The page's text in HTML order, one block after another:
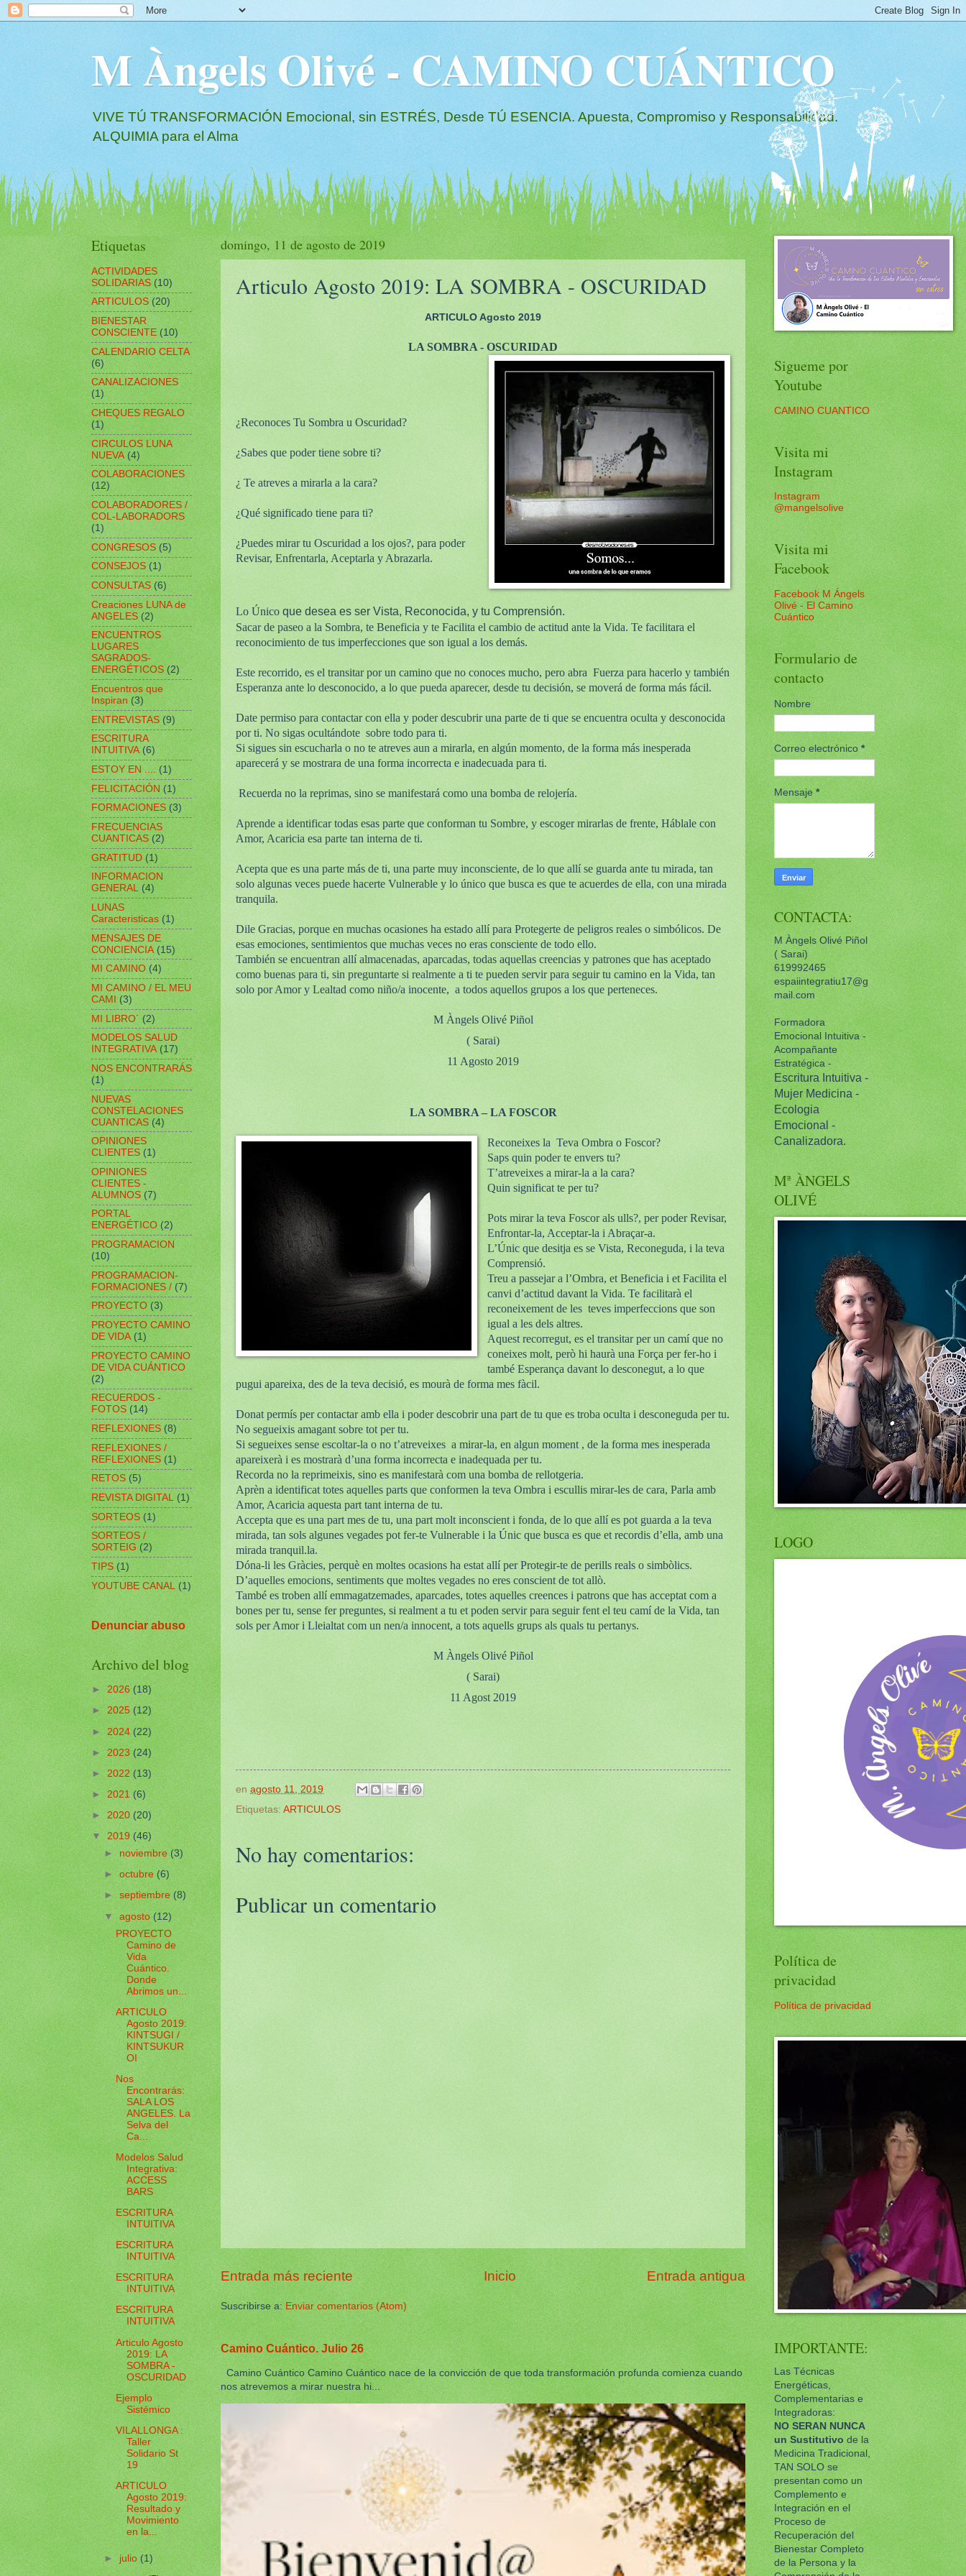
M Àngels Olivé - CAMINO CUÁNTICO
VIVE TÚ TRANSFORMACIÓN Emocional, sin ESTRÉS, Desde TÚ ESENCIA. Apuesta, Compromiso y Responsabilidad.
ALQUIMIA para el Alma
domingo, 11 de agosto de 2019
Articulo Agosto 2019: LA SOMBRA - OSCURIDAD
ARTICULO Agosto 2019
LA SOMBRA - OSCURIDAD
¿Reconoces Tu Sombra u Oscuridad?
¿Sabes que poder tiene sobre ti?
¿ Te atreves a mirarla a la cara?
¿Qué significado tiene para ti?
¿Puedes mirar tu Oscuridad a los ojos?, para poder
Revisar, Enfrentarla, Aceptarla y Abrazarla.
Lo Único que desea es ser Vista, Reconocida, y tu Comprensión.
Sacar de paseo a la Sombra, te Beneficia y te Facilita el cambio de actitud ante la Vida. Te facilitara el
reconocimiento de tus imperfecciones que son igual a los demás.
Este recorrido, es el transitar por un camino que no conoces mucho, pero abra Fuerza para hacerlo y también
Esperanza ante lo desconocido, a lo que pueda aparecer, desde tu decisión, se moverá de forma más fácil.
Date permiso para contactar con ella y poder descubrir una parte de ti que se encuentra oculta y desconocida
por ti. No sigas ocultándote sobre todo para ti.
Si sigues sin escucharla o no te atreves aun a mirarla, en algún momento, de la forma más inesperada
aparecerá y se mostrara de una forma incorrecta e inadecuada para ti.
Recuerda no la reprimas, sino se manifestará como una bomba de relojería.
Aprende a identificar todas esas parte que conforman tu Sombre, y escoger mirarlas de frente, Háblale con
Amor, Acaricia esa parte tan interna de ti.
Acepta que es una parte más de ti, una parte muy inconsciente, de lo que allí se guarda ante tu mirada, tan
solo algunas veces puede hacerte Vulnerable y lo único que busca es que te acuerdes de ella, con una mirada
tranquila.
Dile Gracias, porque en muchas ocasiones ha estado allí para Protegerte de peligros reales o simbólicos. De
esas emociones, sentimientos que muchas veces no eras consciente de todo ello.
También se encuentran allí almacenadas, aparcadas, todas aquellas creencias y patrones que has aceptado
como buenas para ti, sin preguntarte si realmente a ti te pueden servir para seguir tu camino en la Vida, tan
solo por Amor y Lealtad como niño/a inocente, a todos aquellos grupos a los que perteneces.
M Àngels Olivé Piñol
( Sarai)
11 Agosto 2019
LA SOMBRA – LA FOSCOR
Reconeixes la Teva Ombra o Foscor?
Saps quin poder te envers tu?
T’atreveixes a mirar-la a la cara?
Quin significat te per tu?
Pots mirar la teva Foscor als ulls?, per poder Revisar,
Enfrontar-la, Acceptar-la i Abraçar-a.
L’Únic que desitja es se Vista, Reconeguda, i la teva
Comprensió.
Treu a passejar a l’Ombra, et Beneficia i et Facilita el
canvi d’actitud davant la Vida. Te facilitarà el
reconeixement de les teves imperfeccions que son
igual a les dels altres.
Aquest recorregut, es el transitar per un camí que no
coneixes molt, però hi haurà una Força per fer-ho i
també Esperança davant lo desconegut, a lo que
pugui apareixa, des de la teva decisió, es mourà de forma mes fàcil.
Donat permís per contactar amb ella i poder descobrir una part de tu que es troba oculta i desconeguda per tu.
No segueixis amagant sobre tot per tu.
Si segueixes sense escoltar-la o no t’atreveixes a mirar-la, en algun moment , de la forma mes inesperada
apareixerà i es mostrarà d’una forma incorrecta e inadequada per tu.
Recorda no la reprimeixis, sino es manifestarà com una bomba de rellotgeria.
Aprèn a identificat totes aquelles parts que conformen la teva Ombra i escullis mirar-les de cara, Parla amb
Amor, Acaricia aquesta part tant interna de tu.
Accepta que es una part mes de tu, una part molt inconscient i fonda, de lo que allí es pot guarda a la teva
mirada, tan sols algunes vegades pot fer-te Vulnerable i la Únic que busca es que et recordis d’ella, amb una
mirada tranquil.la.
Dóna-li les Gràcies, perquè en moltes ocasions ha estat allí per Protegir-te de perills reals o simbòlics.
D’aquelles emocions, sentiments que moltes vegades no eres conscient de tot allò.
També es troben allí emmagatzemades, aparcades, totes aquelles creences i patrons que has acceptat com a
bones per tu, sense fer preguntes, si realment a tu et poden servir para seguir fent el teu camí de la Vida, tan
sols per Amor i Lleialtat com un nen/a innocent, a tots aquells grups als quals tu pertanys.
M Àngels Olivé Piñol
( Sarai)
11 Agost 2019
en agosto 11, 2019
Etiquetas: ARTICULOS
No hay comentarios:
Publicar un comentario
Entrada más reciente Entrada antigua
Inicio
Suscribirse a:Enviar comentarios (Atom)
Camino Cuántico. Julio 26
Camino Cuántico Camino Cuántico nace de la convicción de que toda transformación profunda comienza cuando
nos atrevemos a mirar nuestra hi...
Etiquetas
ACTIVIDADES
SOLIDARIAS (10)
ARTICULOS (20)
BIENESTAR
CONSCIENTE (10)
CALENDARIO CELTA
(6)
CANALIZACIONES
(1)
CHEQUES REGALO
(1)
CIRCULOS LUNA
NUEVA (4)
COLABORACIONES
(12)
COLABORADORES /
COL-LABORADORS
(1)
CONGRESOS (5)
CONSEJOS (1)
CONSULTAS (6)
Creaciones LUNA de
ANGELES (2)
ENCUENTROS
LUGARES
SAGRADOS-
ENERGÉTICOS (2)
Encuentros que
Inspiran (3)
ENTREVISTAS (9)
ESCRITURA
INTUITIVA (6)
ESTOY EN .... (1)
FELICITACIÓN (1)
FORMACIONES (3)
FRECUENCIAS
CUANTICAS (2)
GRATITUD (1)
INFORMACION
GENERAL (4)
LUNAS
Caracteristicas (1)
MENSAJES DE
CONCIENCIA (15)
MI CAMINO (4)
MI CAMINO / EL MEU
CAMI (3)
MI LIBRO´ (2)
MODELOS SALUD
INTEGRATIVA (17)
NOS ENCONTRARÁS
(1)
NUEVAS
CONSTELACIONES
CUANTICAS (4)
OPINIONES
CLIENTES (1)
OPINIONES
CLIENTES -
ALUMNOS (7)
PORTAL
ENERGÉTICO (2)
PROGRAMACION
(10)
PROGRAMACION-
FORMACIONES / (7)
PROYECTO (3)
PROYECTO CAMINO
DE VIDA (1)
PROYECTO CAMINO
DE VIDA CUÁNTICO
(2)
RECUERDOS -
FOTOS (14)
REFLEXIONES (8)
REFLEXIONES /
REFLEXIONES (1)
RETOS (5)
REVISTA DIGITAL (1)
SORTEOS (1)
SORTEOS /
SORTEIG (2)
TIPS (1)
YOUTUBE CANAL (1)
Denunciar abuso
Archivo del blog
►2026(18)
►2025(12)
►2024(22)
►2023(24)
►2022(13)
►2021(6)
►2020(20)
▼2019(46)
►noviembre(3)
►octubre(6)
►septiembre(8)
▼agosto(12)
PROYECTO
Camino de
Vida
Cuántico.
Donde
Abrimos un...
ARTICULO
Agosto 2019:
KINTSUGI /
KINTSUKUR
OI
Nos
Encontrarás:
SALA LOS
ANGELES. La
Selva del
Ca...
Modelos Salud
Integrativa:
ACCESS
BARS
ESCRITURA
INTUITIVA
ESCRITURA
INTUITIVA
ESCRITURA
INTUITIVA
ESCRITURA
INTUITIVA
Articulo Agosto
2019: LA
SOMBRA -
OSCURIDAD
Ejemplo
Sistémico
VILALLONGA :
Taller
Solidario St
19
ARTICULO
Agosto 2019:
Resultado y
Movimiento
en la...
►julio(1)
Sigueme por
Youtube
CAMINO CUANTICO
Visita mi
Instagram
Instagram
@mangelsolive
Visita mi
Facebook
Facebook M Ángels
Olivé - El Camino
Cuántico
Formulario de
contacto
Nombre
Correo electrónico*
Mensaje*
CONTACTA:
M Àngels Olivé Piñol
( Sarai)
619992465
espaiintegratiu17@g
mail.com
Formadora
Emocional Intuitiva -
Acompañante
Estratégica -
Escritura Intuitiva -
Mujer Medicina -
Ecologia
Emocional -
Canalizadora.
Mª ÀNGELS
OLIVÉ
LOGO
Política de
privacidad
Política de privacidad
IMPORTANTE:
Las Técnicas
Energéticas,
Complementarias e
Integradoras:
NO SERAN NUNCA
unSustitutivode la
Medicina Tradicional,
TAN SOLO se
presentan como un
Complemento e
Integración en el
Proceso de
Recuperación del
Bienestar Completo
de la Persona y la